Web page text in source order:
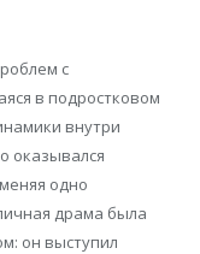
с
в подростковом
внутри
оказывался
одно
драма была
он выступил